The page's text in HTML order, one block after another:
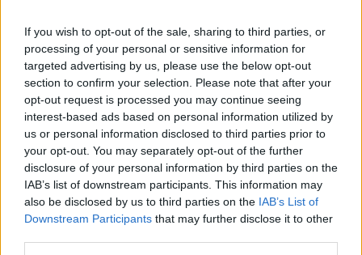
If you wish to opt-out of the sale, sharing to third parties, or
processing of your personal or sensitive information for
targeted advertising by us, please use the below opt-out
section to confirm your selection. Please note that after your
opt-out request is processed you may continue seeing
interest-based ads based on personal information utilized by
us or personal information disclosed to third parties prior to
your opt-out. You may separately opt-out of the further
disclosure of your personal information by third parties on the
IAB’s list of downstream participants. This information may
also be disclosed by us to third parties on the IAB’s List of
Downstream Participants that may further disclose it to other
2026. június 10. 09:31
Egy átfogó, 2024 tavaszától 2027-ig tartó
kórházfejlesztési projekt keretében megújultak a
Budai Egészségközpont meglévő épületei, és épp
most épül egy teljesen új kórházi komplexum is. A
meglévő A és B és szárnyak után a most épülő C
szárnyban egy modern, moduláris
panelrendszerből készülő műtőblokk és egy
közvetlenül kapcsolódó intenzív osztály